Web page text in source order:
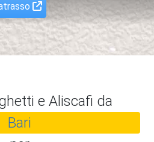
e Aliscafi da
Bari